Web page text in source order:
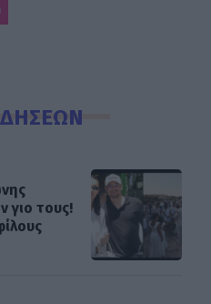
γιο τους!